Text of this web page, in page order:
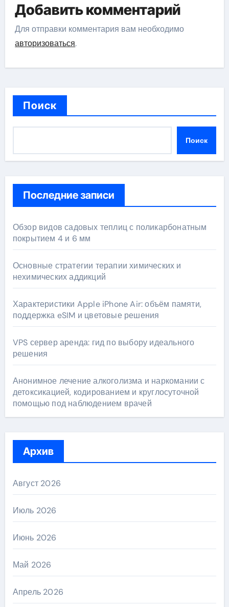
Добавить комментарий
Для отправки комментария вам необходимо
авторизоваться.
Поиск
Поиск
Последние записи
Обзор видов садовых теплиц с поликарбонатным
покрытием 4 и 6 мм
Основные стратегии терапии химических и
нехимических аддикций
Характеристики Apple iPhone Air: объём памяти,
поддержка eSIM и цветовые решения
VPS сервер аренда: гид по выбору идеального
решения
Анонимное лечение алкоголизма и наркомании с
детоксикацией, кодированием и круглосуточной
помощью под наблюдением врачей
Архив
Август 2026
Июль 2026
Июнь 2026
Май 2026
Апрель 2026